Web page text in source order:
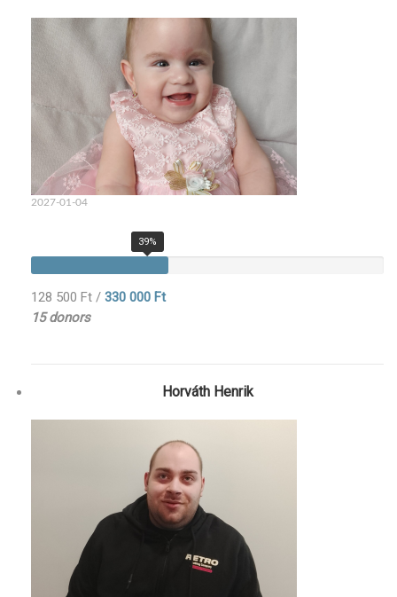
2027-01-04
39%
128 500 Ft / 330 000 Ft
15 donors
Horváth Henrik